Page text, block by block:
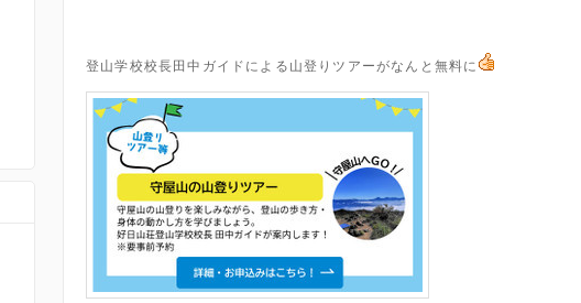
登山学校校長田中ガイドによる山登りツアーがなんと無料に